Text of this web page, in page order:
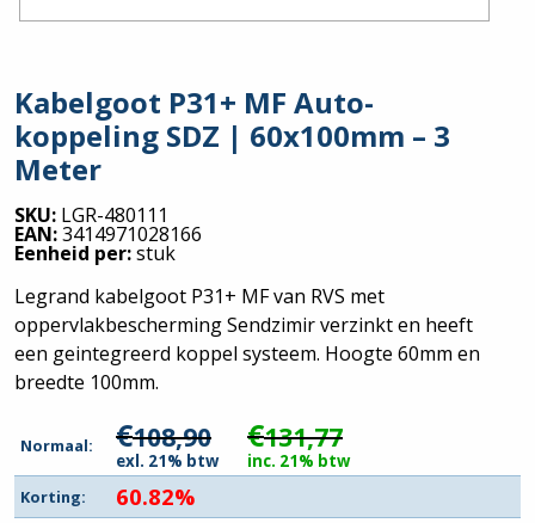
Kabelgoot P31+ MF Auto-
koppeling SDZ | 60x100mm – 3
Meter
SKU: LGR-480111
EAN:3414971028166
Eenheid per:stuk
Legrand kabelgoot P31+ MF van RVS met
oppervlakbescherming Sendzimir verzinkt en heeft
een geintegreerd koppel systeem. Hoogte 60mm en
breedte 100mm.
Normaal: €108,90
exl. 21% btw
€131,77
inc. 21% btw
Korting:
60.82%